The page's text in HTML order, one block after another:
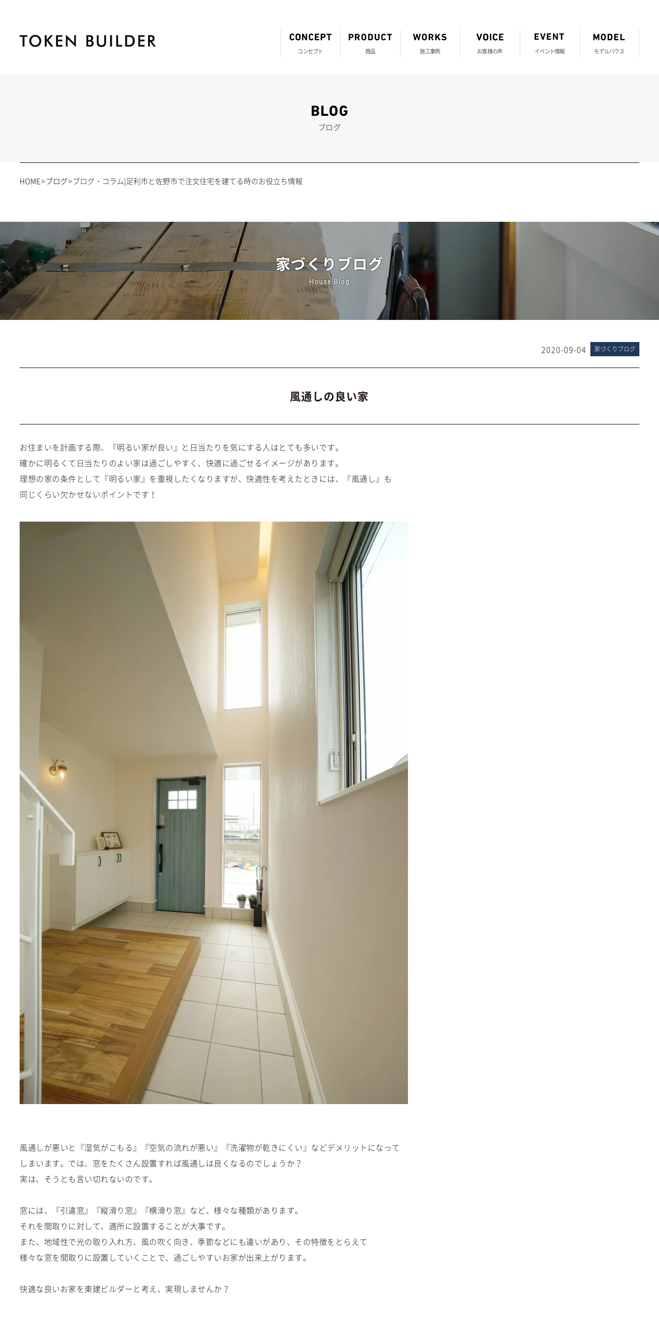
コンセプト 商品 施工事例 お客様の声 イベント情報 モデルハウス
ブログ
HOME ブログ ブログ・コラム|足利市と佐野市で注文住宅を建てる時のお役立ち情報
家づくりブログ
House Blog
2020-09-04 家づくりブログ
風通しの良い家
お住まいを計画する際、『明るい家が良い』と日当たりを気にする人はとても多いです。
確かに明るくて日当たりのよい家は過ごしやすく、快適に過ごせるイメージがあります。
理想の家の条件として『明るい家』を重視したくなりますが、快適性を考えたときには、『風通し』も
同じくらい欠かせないポイントです！
風通しが悪いと『湿気がこもる』『空気の流れが悪い』『洗濯物が乾きにくい』などデメリットになって
しまいます。では、窓をたくさん設置すれば風通しは良くなるのでしょうか？
実は、そうとも言い切れないのです。
窓には、『引違窓』『縦滑り窓』『横滑り窓』など、様々な種類があります。
それを間取りに対して、適所に設置することが大事です。
また、地域性で光の取り入れ方、風の吹く向き、季節などにも違いがあり、その特徴をとらえて
様々な窓を間取りに設置していくことで、過ごしやすいお家が出来上がります。
快適な良いお家を東建ビルダーと考え、実現しませんか？